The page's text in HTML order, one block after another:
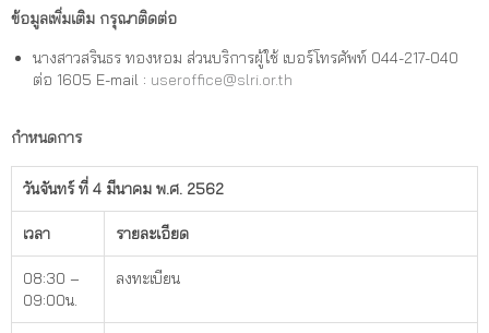
ข้อมูลเพิ่มเติม กรุณาติดต่อ
นางสาวสรินธร ทองหอม ส่วนบริการผู้ใช้ เบอร์โทรศัพท์ 044-217-040
ต่อ 1605 E-mail : useroffice@slri.or.th
กำหนดการ
วันจันทร์ ที่ 4 มีนาคม พ.ศ. 2562
เวลา รายละเอียด
08:30 –
09:00น.
ลงทะเบียน